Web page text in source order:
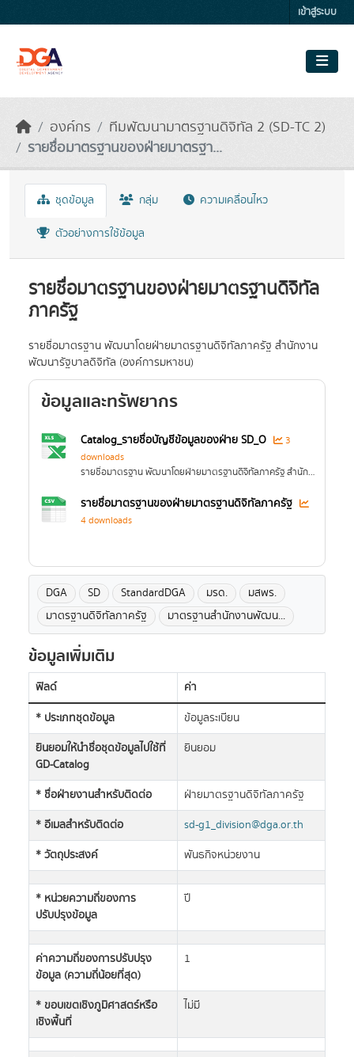
เข้าสู่ระบบ
องค์กร
ทีมพัฒนามาตรฐานดิจิทัล 2 (SD-TC 2)
รายชื่อมาตรฐานของฝ่ายมาตรฐา...
ชุดข้อมูล กลุ่ม ความเคลื่อนไหว
ตัวอย่างการใช้ข้อมูล
รายชื่อมาตรฐานของฝ่ายมาตรฐานดิจิทัล
ภาครัฐ
รายชื่อมาตรฐาน พัฒนาโดยฝ่ายมาตรฐานดิจิทัลภาครัฐ สำนักงาน
พัฒนารัฐบาลดิจิทัล (องค์การมหาชน)
ข้อมูลและทรัพยากร
Catalog_รายชื่อบัญชีข้อมูลของฝ่าย SD_O
3
downloads
รายชื่อมาตรฐาน พัฒนาโดยฝ่ายมาตรฐานดิจิทัลภาครัฐ สำนักงานพัฒนารัฐบาลดิจิทัล (องค์การหมาชน)
รายชื่อมาตรฐานของฝ่ายมาตรฐานดิจิทัลภาครัฐ
4 downloads
DGA SD StandardDGA มรด.
มสพร.
มาตรฐานดิจิทัลภาครัฐ
มาตรฐานสำนักงานพัฒน...
ข้อมูลเพิ่มเติม
ฟิลด์
ค่า
* ประเภทชุดข้อมูล
ข้อมูลระเบียน
ยินยอมให้นำชื่อชุดข้อมูลไปใช้ที่
GD-Catalog
ยินยอม
* ชื่อฝ่ายงานสำหรับติดต่อ
ฝ่ายมาตรฐานดิจิทัลภาครัฐ
* อีเมลสำหรับติดต่อ
sd-g1_division@dga.or.th
* วัตถุประสงค์
พันธกิจหน่วยงาน
* หน่วยความถี่ของการ
ปรับปรุงข้อมูล
ปี
ค่าความถี่ของการปรับปรุง
ข้อมูล (ความถี่น้อยที่สุด)
1
* ขอบเขตเชิงภูมิศาสตร์หรือ
เชิงพื้นที่
ไม่มี